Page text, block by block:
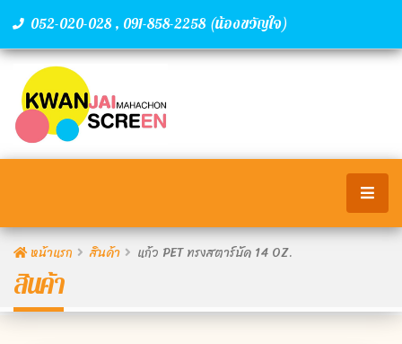
052-020-028 , 091-858-2258 (น้องขวัญใจ)
หน้าแรก สินค้า แก้ว PET ทรงสตาร์บัค 14 OZ.
สินค้า